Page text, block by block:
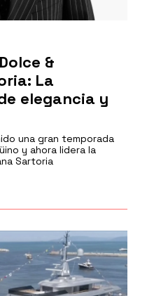
&
La
elegancia y
una gran temporada
y ahora lidera la
Sartoria